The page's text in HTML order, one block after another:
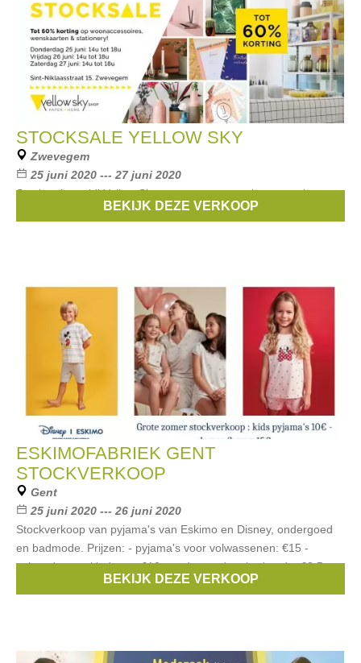
STOCKSALE YELLOW SKY
Zwevegem
25 juni 2020 --- 27 juni 2020
Stockverkoop bij Yellow Sky van woonaccessoires, wenskaarten
BEKIJK DEZE VERKOOP
ESKIMOFABRIEK GENT
STOCKVERKOOP
Gent
25 juni 2020 --- 26 juni 2020
Stockverkoop van pyjama's van Eskimo en Disney, ondergoed
en badmode. Prijzen: - pyjama's voor volwassenen: €15 -
pyjama's voor kinderen: €10 - ondergoed en badmode: €2,5
disney,Eskimo
BEKIJK DEZE VERKOOP